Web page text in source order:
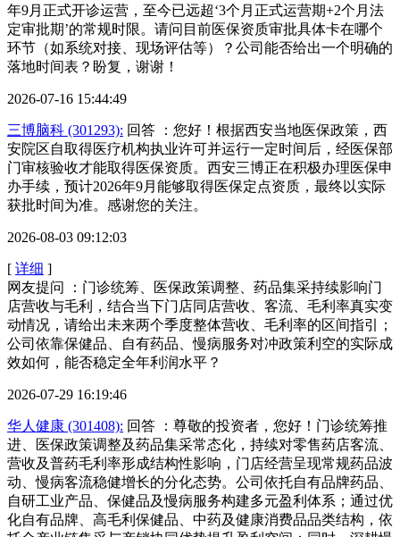
年9月正式开诊运营，至今已远超‘3个月正式运营期+2个月法
定审批期’的常规时限。请问目前医保资质审批具体卡在哪个
环节（如系统对接、现场评估等）？公司能否给出一个明确的
落地时间表？盼复，谢谢！
2026-07-16 15:44:49
三博脑科 (301293): 回答 ：您好！根据西安当地医保政策，西
安院区自取得医疗机构执业许可并运行一定时间后，经医保部
门审核验收才能取得医保资质。西安三博正在积极办理医保申
办手续，预计2026年9月能够取得医保定点资质，最终以实际
获批时间为准。感谢您的关注。
2026-08-03 09:12:03
[ 详细 ]
网友提问 ：门诊统筹、医保政策调整、药品集采持续影响门
店营收与毛利，结合当下门店同店营收、客流、毛利率真实变
动情况，请给出未来两个季度整体营收、毛利率的区间指引；
公司依靠保健品、自有药品、慢病服务对冲政策利空的实际成
效如何，能否稳定全年利润水平？
2026-07-29 16:19:46
华人健康 (301408): 回答 ：尊敬的投资者，您好！门诊统筹推
进、医保政策调整及药品集采常态化，持续对零售药店客流、
营收及普药毛利率形成结构性影响，门店经营呈现常规药品波
动、慢病客流稳健增长的分化态势。公司依托自有品牌药品、
自研工业产品、保健品及慢病服务构建多元盈利体系；通过优
化自有品牌、高毛利保健品、中药及健康消费品品类结构，依